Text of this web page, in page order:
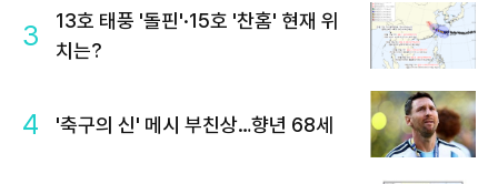
3
13호 태풍 '돌핀'·15호 '찬홈' 현재 위
치는?
4 '축구의 신' 메시 부친상…향년 68세